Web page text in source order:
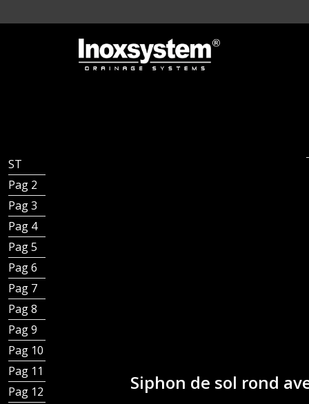
ST - Inoxsystem® Standard
Pag 2 - Introduction
Pag 3 - Fait main en Italie
Pag 4 - Applications
Pag 5 - Applications
Pag 6 - Différents types de caniveaux
Pag 7 - Différents types de caniveaux
Pag 8 - Siphons de sol sortie verticale
Pag 9 - Siphons de sol sortie horizontale
Pag 10 - Siphons de sol double siphon
Pag 11 - Siphons de sol avec grille caillebotis
Pag 12 - Caniveaux à fenteSiphon de sol rond